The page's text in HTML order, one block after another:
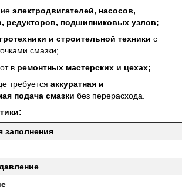
электродвигателей, насосов,
редукторов, подшипниковых узлов;
и строительной техники с
смазки;
в ремонтных мастерских и цехах;
требуется аккуратная и
подача смазки без перерасхода.
заполнения